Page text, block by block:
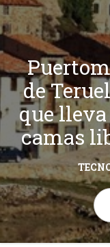
de
que
camas